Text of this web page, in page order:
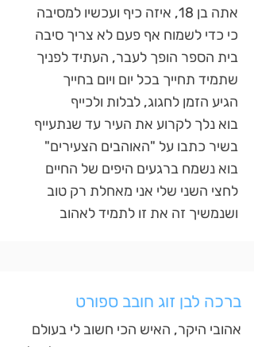
אתה בן 18, איזה כיף ועכשיו למסיבה
כי כדי לשמוח אף פעם לא צריך סיבה
בית הספר הופך לעבר, העתיד לפניך
שתמיד תחייך בכל יום ויום בחייך
הגיע הזמן לחגוג, לבלות ולכייף
בוא נלך לקרוע את העיר עד שנתעייף
בשיר כתבו על "האוהבים הצעירים"
בוא נשמח ברגעים היפים של החיים
לחצי השני שלי אני מאחלת רק טוב
ושנמשיך זה את זו לתמיד לאהוב
ברכה לבן זוג חובב ספורט
אהובי היקר, האיש הכי חשוב לי בעולם